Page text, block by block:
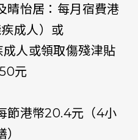
晴怡居：每月宿費港
成人）或
成人或領取傷殘津貼
元
節港幣20.4元（4小